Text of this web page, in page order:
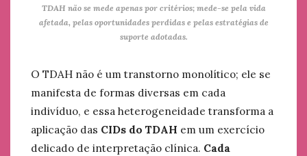
TDAH não se mede apenas por critérios; mede-se pela vida
afetada, pelas oportunidades perdidas e pelas estratégias de
suporte adotadas.
O TDAH não é um transtorno monolítico; ele se
manifesta de formas diversas em cada
indivíduo, e essa heterogeneidade transforma a
aplicação das CIDs do TDAH em um exercício
delicado de interpretação clínica. Cada